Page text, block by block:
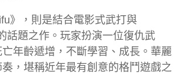
》，則是結合電影式武打與
話題之作。玩家扮演一位復仇武
年齡遞增，不斷學習、成長。華麗
，堪稱近年最有創意的格鬥遊戲之